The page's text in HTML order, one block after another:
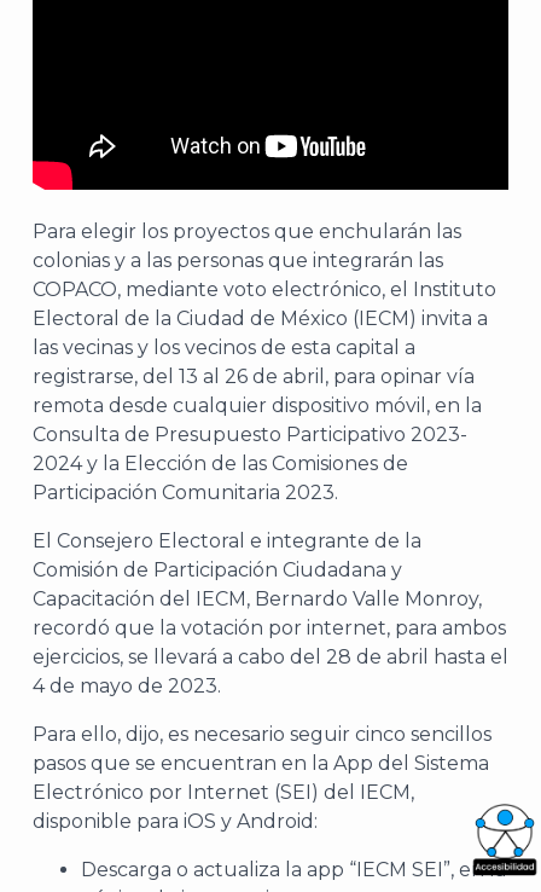
Para elegir los proyectos que enchularán las
colonias y a las personas que integrarán las
COPACO, mediante voto electrónico, el Instituto
Electoral de la Ciudad de México (IECM) invita a
las vecinas y los vecinos de esta capital a
registrarse, del 13 al 26 de abril, para opinar vía
remota desde cualquier dispositivo móvil, en la
Consulta de Presupuesto Participativo 2023-
2024 y la Elección de las Comisiones de
Participación Comunitaria 2023.
El Consejero Electoral e integrante de la
Comisión de Participación Ciudadana y
Capacitación del IECM, Bernardo Valle Monroy,
recordó que la votación por internet, para ambos
ejercicios, se llevará a cabo del 28 de abril hasta el
4 de mayo de 2023.
Para ello, dijo, es necesario seguir cinco sencillos
pasos que se encuentran en la App del Sistema
Electrónico por Internet (SEI) del IECM,
disponible para iOS y Android:
Descarga o actualiza la app “IECM SEI”, en la